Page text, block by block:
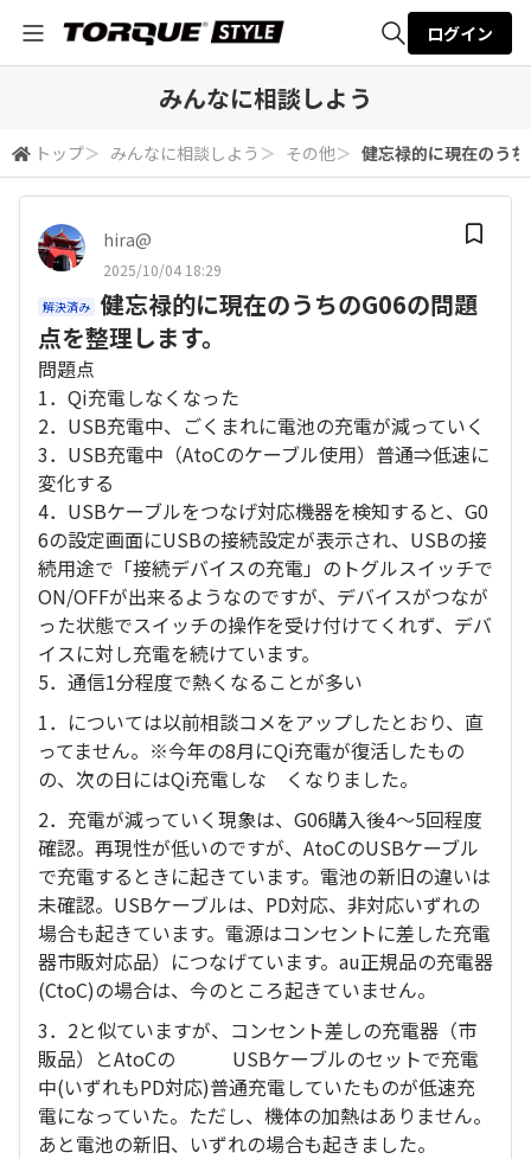
検索
ログイン
みんなに相談しよう
トップ＞ みんなに相談しよう ＞ その他＞ 健忘禄的に現在のう
hira@
2025/10/04 18:29
解決済み 健忘禄的に現在のうちのG06の問題
点を整理します。
問題点
1．Qi充電しなくなった
2．USB充電中、ごくまれに電池の充電が減っていく
3．USB充電中（AtoCのケーブル使用）普通⇒低速に
変化する
4．USBケーブルをつなげ対応機器を検知すると、G0
6の設定画面にUSBの接続設定が表示され、USBの接
続用途で「接続デバイスの充電」のトグルスイッチで
ON/OFFが出来るようなのですが、デバイスがつなが
った状態でスイッチの操作を受け付けてくれず、デバ
イスに対し充電を続けています。
5．通信1分程度で熱くなることが多い
1．については以前相談コメをアップしたとおり、直
ってません。※今年の8月にQi充電が復活したもの
の、次の日にはQi充電しな くなりました。
2．充電が減っていく現象は、G06購入後4～5回程度
確認。再現性が低いのですが、AtoCのUSBケーブル
で充電するときに起きています。電池の新旧の違いは
未確認。USBケーブルは、PD対応、非対応いずれの
場合も起きています。電源はコンセントに差した充電
器市販対応品）につなげています。au正規品の充電器
(CtoC)の場合は、今のところ起きていません。
3．2と似ていますが、コンセント差しの充電器（市
販品）とAtoCの USBケーブルのセットで充電
中(いずれもPD対応)普通充電していたものが低速充
電になっていた。ただし、機体の加熱はありません。
あと電池の新旧、いずれの場合も起きました。